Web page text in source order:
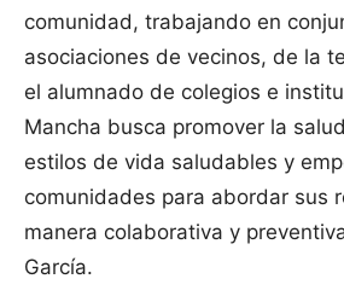
comunidad, trabajando en
asociaciones de vecinos, de la
el alumnado de colegios e
Mancha busca promover la
estilos de vida saludables y
comunidades para abordar sus
manera colaborativa y
García.